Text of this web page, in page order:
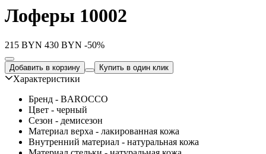
Лоферы 10002
215 BYN 430 BYN -50%
Добавить в корзину Купить в один клик
Характеристики
Бренд - BAROCCO
Цвет - черный
Сезон - демисезон
Материал верха - лакированная кожа
Внутренний материал - натуральная кожа